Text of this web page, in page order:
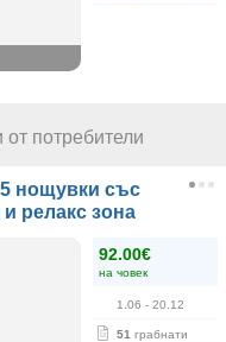
потребители
нощувки със
релакс зона
92.00€
на човек
1.06 - 20.12
51 грабнати